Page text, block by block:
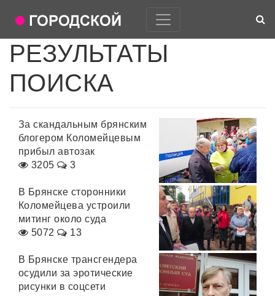
РЕЗУЛЬТАТЫ
ПОИСКА
За скандальным брянским
блогером Коломейцевым
прибыл автозак
3205
3
В Брянске сторонники
Коломейцева устроили
митинг около суда
5072
13
В Брянске трансгендера
осудили за эротические
рисунки в соцсети